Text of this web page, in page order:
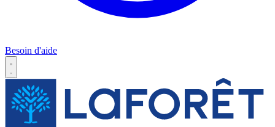
Besoin d'aide